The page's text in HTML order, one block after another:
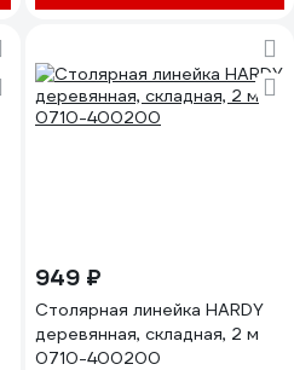
949 ₽
Столярная линейка HARDY
деревянная, складная, 2 м
0710-400200